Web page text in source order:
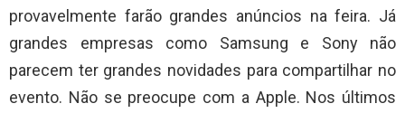
provavelmente farão grandes anúncios na feira. Já
grandes empresas como Samsung e Sony não
parecem ter grandes novidades para compartilhar no
evento. Não se preocupe com a Apple. Nos últimos